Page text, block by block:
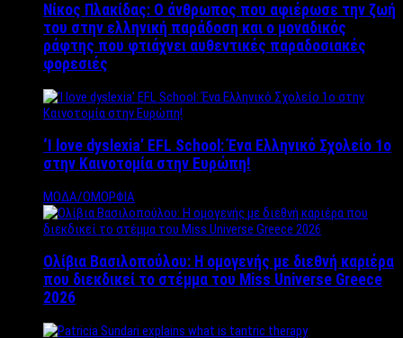
Νίκος Πλακίδας: O άνθρωπος που αφιέρωσε την ζωή
του στην ελληνική παράδοση και ο μοναδικός
ράφτης που φτιάχνει αυθεντικές παραδοσιακές
φορεσιές
‘Ι love dyslexia’ EFL School: Ένα Ελληνικό Σχολείo 1ο
στην Καινοτομία στην Ευρώπη!
ΜΟΔΑ/ΟΜΟΡΦΙΑ
Ολίβια Βασιλοπούλου: Η ομογενής με διεθνή καριέρα
που διεκδικεί το στέμμα του Miss Universe Greece
2026